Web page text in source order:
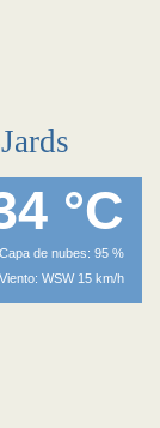
°C
Capa de nubes: 95 %
Viento: WSW 15 km/h